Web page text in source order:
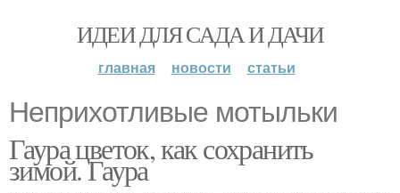
ИДЕИ ДЛЯ САДА И ДАЧИ
главная новости статьи
Неприхотливые мотыльки
Гаура цветок, как сохранить
зимой. Гаура